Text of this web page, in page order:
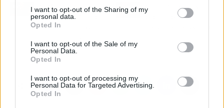
I want to opt-out of the Sharing of my
personal data.
Opted In
I want to opt-out of the Sale of my
Personal Data.
Opted In
I want to opt-out of processing my
Personal Data for Targeted Advertising.
Opted In
Gil Marín manda
emisarios del Atlético a
la final de la Europa
fichaje
García Pimienta lleva
otro marrón a los